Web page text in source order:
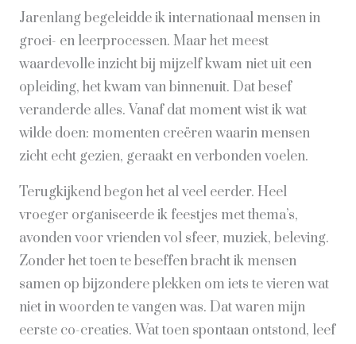
Jarenlang begeleidde ik internationaal mensen in
groei- en leerprocessen. Maar het meest
waardevolle inzicht bij mijzelf kwam niet uit een
opleiding, het kwam van binnenuit. Dat besef
veranderde alles. Vanaf dat moment wist ik wat
wilde doen: momenten creëren waarin mensen
zicht echt gezien, geraakt en verbonden voelen.
Terugkijkend begon het al veel eerder. Heel
vroeger organiseerde ik feestjes met thema’s,
avonden voor vrienden vol sfeer, muziek, beleving.
Zonder het toen te beseffen bracht ik mensen
samen op bijzondere plekken om iets te vieren wat
niet in woorden te vangen was. Dat waren mijn
eerste co-creaties. Wat toen spontaan ontstond, leef